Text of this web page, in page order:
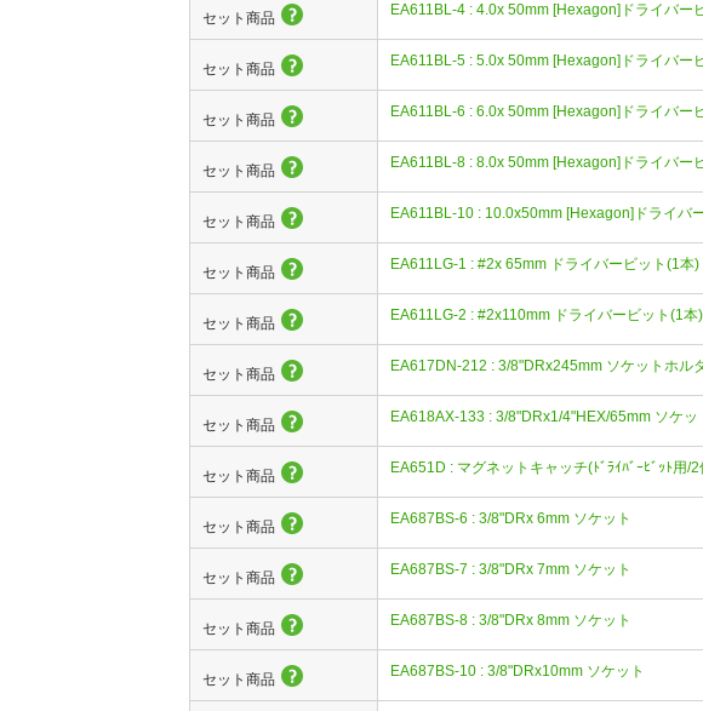
セット商品 EA611BL-4 : 4.0x 50mm [Hexagon]ドライバー
セット商品 EA611BL-5 : 5.0x 50mm [Hexagon]ドライバー
セット商品 EA611BL-6 : 6.0x 50mm [Hexagon]ドライバー
セット商品 EA611BL-8 : 8.0x 50mm [Hexagon]ドライバー
セット商品 EA611BL-10 : 10.0x50mm [Hexagon]ドライバ
セット商品 EA611LG-1 : #2x 65mm ドライバービット(1本)
セット商品 EA611LG-2 : #2x110mm ドライバービット(1本)
セット商品 EA617DN-212 : 3/8"DRx245mm ソケットホル
セット商品 EA618AX-133 : 3/8"DRx1/4"HEX/65mm ソケッ
セット商品 EA651D : マグネットキャッチ(ﾄﾞﾗｲﾊﾞｰﾋﾞｯﾄ用/2
セット商品 EA687BS-6 : 3/8"DRx 6mm ソケット
セット商品 EA687BS-7 : 3/8"DRx 7mm ソケット
セット商品 EA687BS-8 : 3/8"DRx 8mm ソケット
セット商品 EA687BS-10 : 3/8"DRx10mm ソケット